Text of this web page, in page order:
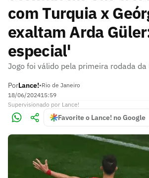
com Turquia x
exaltam Arda
especial'
Jogo foi válido pela primeira rodada
PorLance!•Rio de Janeiro
18/06/202415:59
Supervisionado por Lance!
Favorite o Lance! no Google